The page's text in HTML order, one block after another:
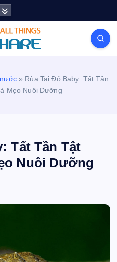
| Technology | Tips |
| Life
» Rùa Tai Đỏ Baby: Tất Tần
Mẹo Nuôi Dưỡng
Tất Tần Tật
Nuôi Dưỡng